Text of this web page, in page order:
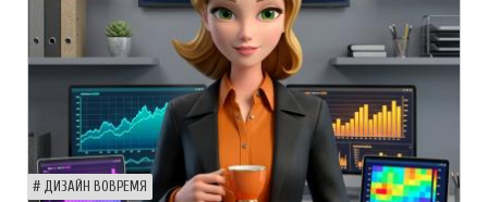
ДИЗАЙН ВОВРЕМЯ